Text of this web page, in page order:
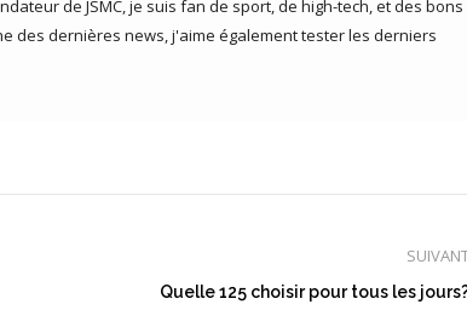
de JSMC, je suis fan de sport, de high-tech, et des bons
des dernières news, j'aime également tester les derniers
Quelle 125 choisir pour tous les